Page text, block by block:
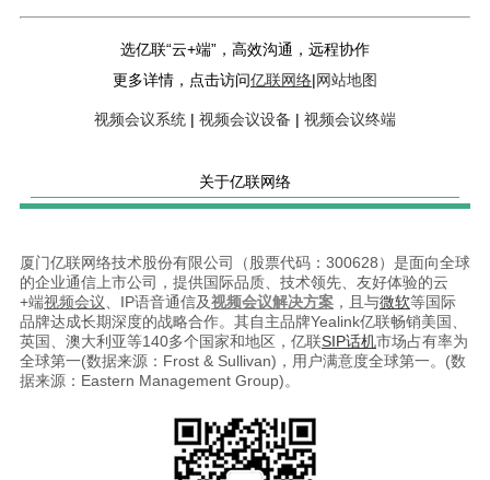
选亿联“云+端”，高效沟通，远程协作
更多详情，点击访问亿联网络|网站地图
视频会议系统 | 视频会议设备 | 视频会议终端
关于亿联网络
厦门亿联网络技术股份有限公司（股票代码：300628）是面向全球
的企业通信上市公司，提供国际品质、技术领先、友好体验的云
+端视频会议 、IP语音通信及视频会议解决方案 ，且与微软等国际
品牌达成长期深度的战略合作。其自主品牌Yealink亿联畅销美国、
英国、澳大利亚等140多个国家和地区，亿联SIP话机市场占有率为
全球第一(数据来源：Frost & Sullivan)，用户满意度全球第一。(数
据来源：Eastern Management Group)。